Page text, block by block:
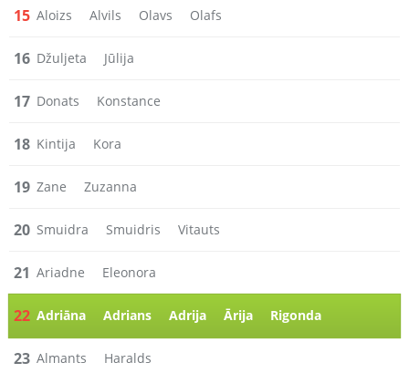
15 Aloizs Alvils Olavs Olafs
16 Džuljeta Jūlija
17 Donats Konstance
18 Kintija Kora
19 Zane Zuzanna
20 Smuidra Smuidris Vitauts
21 Ariadne Eleonora
22 Adriāna Adrians Adrija Ārija Rigonda
23 Almants Haralds